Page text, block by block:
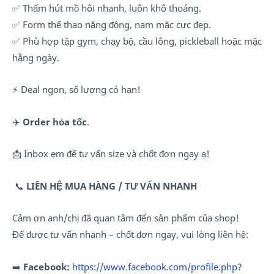
✅ Thấm hút mồ hôi nhanh, luôn khô thoáng.
✅ Form thể thao năng động, nam mặc cực đẹp.
✅ Phù hợp tập gym, chạy bộ, cầu lông, pickleball hoặc mặc
hằng ngày.
⚡ Deal ngon, số lượng có hạn!
✈️ Order hỏa tốc.
📩 Inbox em để tư vấn size và chốt đơn ngay ạ!
📞 LIÊN HỆ MUA HÀNG / TƯ VẤN NHANH
Cảm ơn anh/chị đã quan tâm đến sản phẩm của shop!
Để được tư vấn nhanh – chốt đơn ngay, vui lòng liên hệ:
➡️ Facebook: https://www.facebook.com/profile.php?